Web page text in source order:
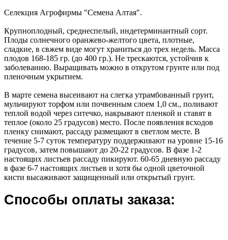
Селекция Агрофирмы "Семена Алтая".
Крупноплодный, среднеспелый, индетерминантный сорт.
Плоды солнечного оранжево-желтого цвета, плотные,
сладкие, в свжем виде могут храниться до трех недель. Масса
плодов 168-185 гр. (до 400 гр.). Не трескаются, устойчив к
заболеванию. Выращивать можно в открутом грунте или под
пленочным укрытием.
В марте семена высеивают на слегка утрамбованный грунт,
мульчируют торфом или почвенным слоем 1,0 см., поливают
теплой водой через ситечко, накрывают пленкой и ставят в
теплое (около 25 градусов) место. После появления всходов
пленку снимают, рассаду размещают в светлом месте. В
течение 5-7 суток температуру поддерживают на уровне 15-16
градусов, затем повышают до 20-22 градусов. В фазе 1-2
настоящих листьев рассаду пикируют. 60-65 дневную рассаду
в фазе 6-7 настоящих листьев и хотя бы одной цветочной
кисти высаживают защищенный или открытый грунт.
Способы оплаты заказа: